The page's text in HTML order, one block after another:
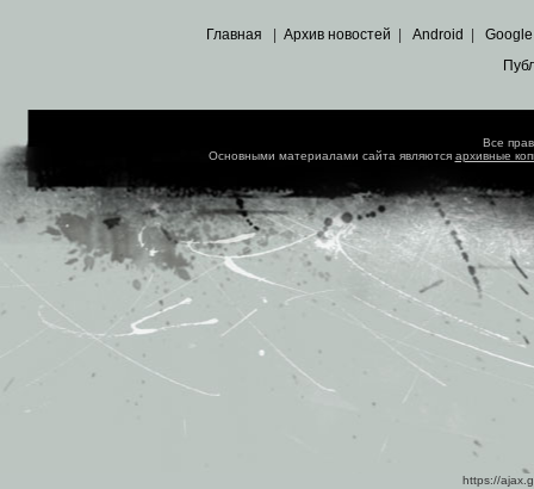
Главная Архив новостей Android Google
Все
Основными материалами сайта являются архивные
https://